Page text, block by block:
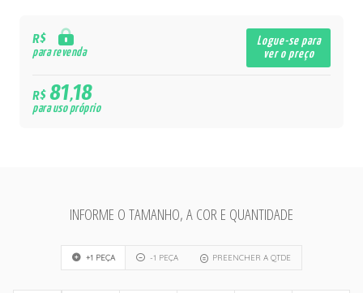
R$
para revenda
Logue-se para
ver o preço
R$81,18
para uso próprio
INFORME O TAMANHO, A COR E QUANTIDADE
+1 PEÇA -1 PEÇA PREENCHER A QTDE